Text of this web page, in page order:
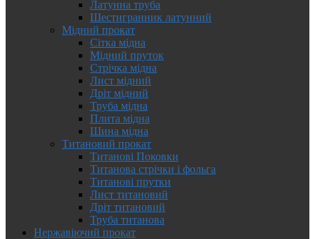
Латунна труба
Шестигранник латунний
Мідний прокат
Сітка мідна
Мідний пруток
Стрічка мідна
Лист мідний
Дріт мідний
Труба мідна
Плита мідна
Шина мідна
Титановий прокат
Титанові Поковки
Титанова стрічки і фольга
Титанові прутки
Лист титановий
Дріт титановий
Труба титанова
Нержавіючий прокат